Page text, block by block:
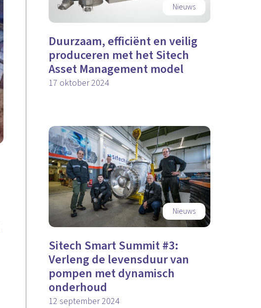
Nieuws
Duurzaam, efficiënt en veilig
produceren met het Sitech
Asset Management model
17 oktober 2024
Nieuws
Sitech Smart Summit #3:
Verleng de levensduur van
pompen met dynamisch
onderhoud
12 september 2024